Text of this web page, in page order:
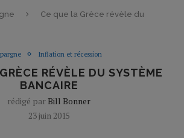
Ce que la Grèce révèle du
Inflation et récession
RÉVÈLE DU SYSTÈME
BANCAIRE
rédigé par Bill Bonner
23 juin 2015